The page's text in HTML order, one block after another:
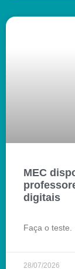
MEC
digitais
Faça o teste.
28/07/2026